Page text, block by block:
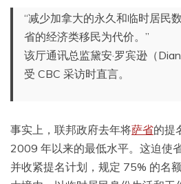
“减少加拿大的永久和临时居民
省的经济类移民为代价。”
该厅通讯总监黛安·罗宾逊（
受 CBC 采访时直言。
事实上，联邦政府去年将萨省的提
2009 年以来的最低水平。这迫使
并收紧提名计划，规定 75% 的名